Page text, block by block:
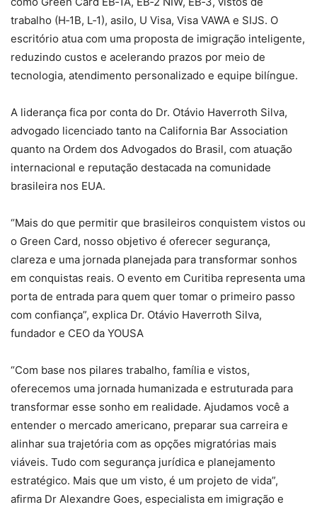
trabalho (H‑1B, L‑1), asilo, U Visa, Visa VAWA e SIJS. O
escritório atua com uma proposta de imigração inteligente,
reduzindo custos e acelerando prazos por meio de
tecnologia, atendimento personalizado e equipe bilíngue.
A liderança fica por conta do Dr. Otávio Haverroth Silva,
advogado licenciado tanto na California Bar Association
quanto na Ordem dos Advogados do Brasil, com atuação
internacional e reputação destacada na comunidade
brasileira nos EUA.
“Mais do que permitir que brasileiros conquistem vistos ou
o Green Card, nosso objetivo é oferecer segurança,
clareza e uma jornada planejada para transformar sonhos
em conquistas reais. O evento em Curitiba representa uma
porta de entrada para quem quer tomar o primeiro passo
com confiança”, explica Dr. Otávio Haverroth Silva,
fundador e CEO da YOUSA
“Com base nos pilares trabalho, família e vistos,
oferecemos uma jornada humanizada e estruturada para
transformar esse sonho em realidade. Ajudamos você a
entender o mercado americano, preparar sua carreira e
alinhar sua trajetória com as opções migratórias mais
viáveis. Tudo com segurança jurídica e planejamento
estratégico. Mais que um visto, é um projeto de vida”,
afirma Dr Alexandre Goes, especialista em imigração e